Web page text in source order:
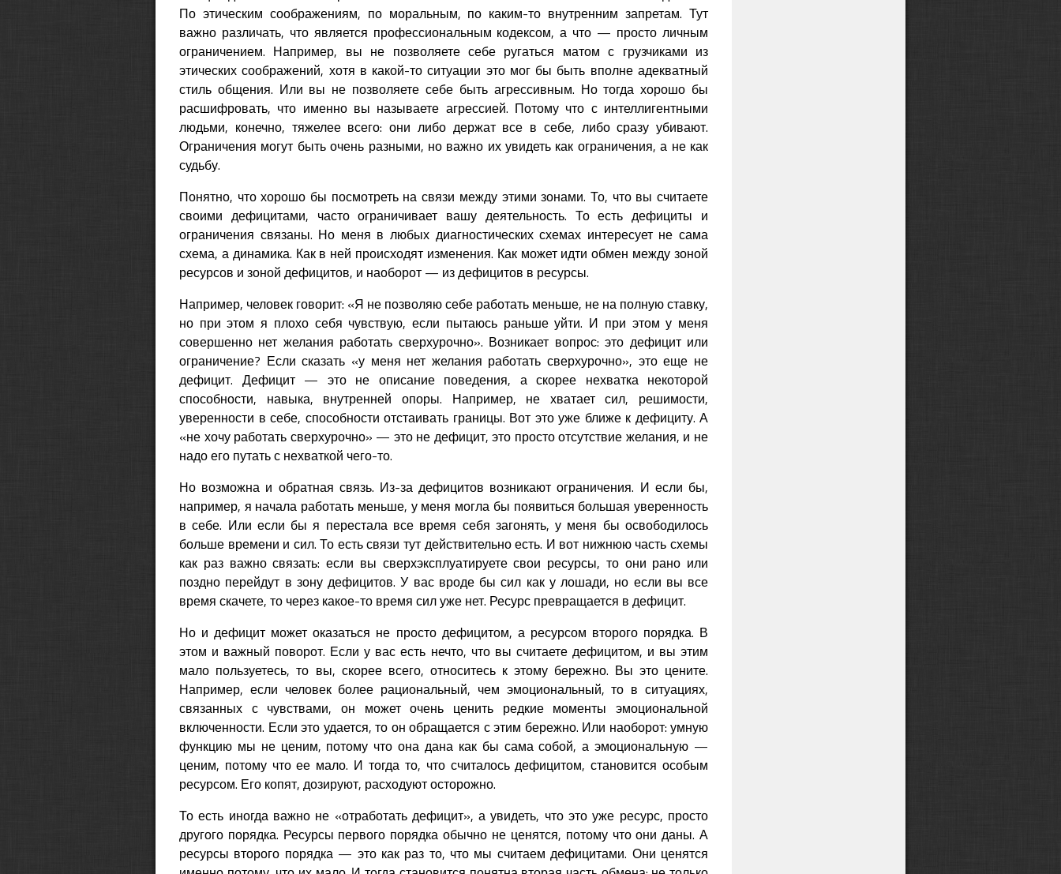
По этическим соображениям, по моральным, по каким-то внутренним запретам. Тут
важно различать, что является профессиональным кодексом, а что — просто личным
ограничением. Например, вы не позволяете себе ругаться матом с грузчиками из
этических соображений, хотя в какой-то ситуации это мог бы быть вполне адекватный
стиль общения. Или вы не позволяете себе быть агрессивным. Но тогда хорошо бы
расшифровать, что именно вы называете агрессией. Потому что с интеллигентными
людьми, конечно, тяжелее всего: они либо держат все в себе, либо сразу убивают.
Ограничения могут быть очень разными, но важно их увидеть как ограничения, а не как
судьбу.
Понятно, что хорошо бы посмотреть на связи между этими зонами. То, что вы считаете
своими дефицитами, часто ограничивает вашу деятельность. То есть дефициты и
ограничения связаны. Но меня в любых диагностических схемах интересует не сама
схема, а динамика. Как в ней происходят изменения. Как может идти обмен между зоной
ресурсов и зоной дефицитов, и наоборот — из дефицитов в ресурсы.
Например, человек говорит: «Я не позволяю себе работать меньше, не на полную ставку,
но при этом я плохо себя чувствую, если пытаюсь раньше уйти. И при этом у меня
совершенно нет желания работать сверхурочно». Возникает вопрос: это дефицит или
ограничение? Если сказать «у меня нет желания работать сверхурочно», это еще не
дефицит. Дефицит — это не описание поведения, а скорее нехватка некоторой
способности, навыка, внутренней опоры. Например, не хватает сил, решимости,
уверенности в себе, способности отстаивать границы. Вот это уже ближе к дефициту. А
«не хочу работать сверхурочно» — это не дефицит, это просто отсутствие желания, и не
надо его путать с нехваткой чего-то.
Но возможна и обратная связь. Из-за дефицитов возникают ограничения. И если бы,
например, я начала работать меньше, у меня могла бы появиться большая уверенность
в себе. Или если бы я перестала все время себя загонять, у меня бы освободилось
больше времени и сил. То есть связи тут действительно есть. И вот нижнюю часть схемы
как раз важно связать: если вы сверхэксплуатируете свои ресурсы, то они рано или
поздно перейдут в зону дефицитов. У вас вроде бы сил как у лошади, но если вы все
время скачете, то через какое-то время сил уже нет. Ресурс превращается в дефицит.
Но и дефицит может оказаться не просто дефицитом, а ресурсом второго порядка. В
этом и важный поворот. Если у вас есть нечто, что вы считаете дефицитом, и вы этим
мало пользуетесь, то вы, скорее всего, относитесь к этому бережно. Вы это цените.
Например, если человек более рациональный, чем эмоциональный, то в ситуациях,
связанных с чувствами, он может очень ценить редкие моменты эмоциональной
включенности. Если это удается, то он обращается с этим бережно. Или наоборот: умную
функцию мы не ценим, потому что она дана как бы сама собой, а эмоциональную —
ценим, потому что ее мало. И тогда то, что считалось дефицитом, становится особым
ресурсом. Его копят, дозируют, расходуют осторожно.
То есть иногда важно не «отработать дефицит», а увидеть, что это уже ресурс, просто
другого порядка. Ресурсы первого порядка обычно не ценятся, потому что они даны. А
ресурсы второго порядка — это как раз то, что мы считаем дефицитами. Они ценятся